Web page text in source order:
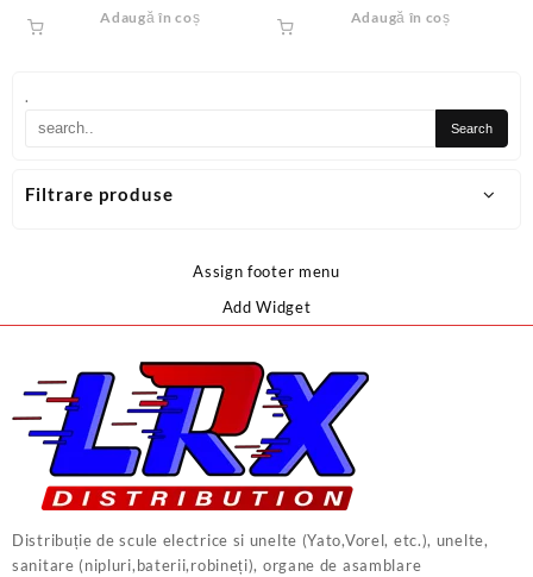
.
Filtrare produse
Adaugă în coș Adaugă în coș
Assign footer menu
Add Widget
Distribuție de scule electrice si unelte (Yato,Vorel, etc.), unelte,
sanitare (nipluri,baterii,robineți), organe de asamblare